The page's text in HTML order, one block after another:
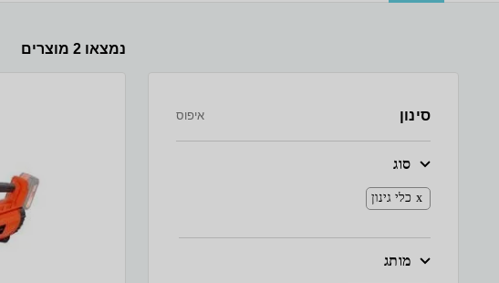
נמצאו 2 מוצרים
סינון איפוס
סוג
כלי גינון
מותג